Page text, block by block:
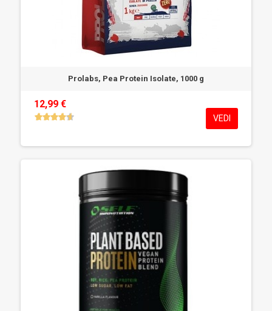
Prolabs, Pea Protein Isolate, 1000 g
12,99 €
VEDI